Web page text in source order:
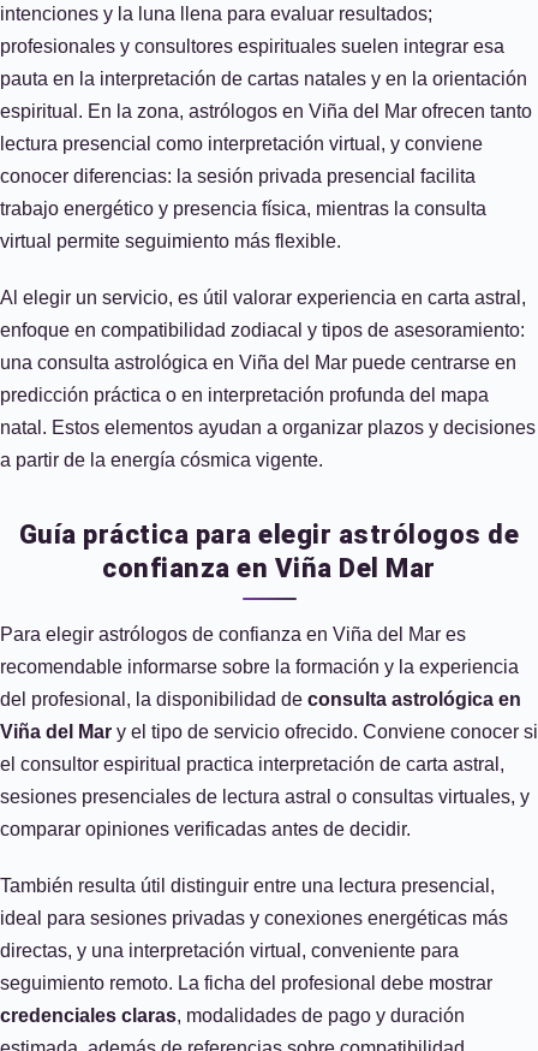
intenciones y la luna llena para evaluar resultados;
profesionales y consultores espirituales suelen integrar esa
pauta en la interpretación de cartas natales y en la orientación
espiritual. En la zona, astrólogos en Viña del Mar ofrecen tanto
lectura presencial como interpretación virtual, y conviene
conocer diferencias: la sesión privada presencial facilita
trabajo energético y presencia física, mientras la consulta
virtual permite seguimiento más flexible.
Al elegir un servicio, es útil valorar experiencia en carta astral,
enfoque en compatibilidad zodiacal y tipos de asesoramiento:
una consulta astrológica en Viña del Mar puede centrarse en
predicción práctica o en interpretación profunda del mapa
natal. Estos elementos ayudan a organizar plazos y decisiones
a partir de la energía cósmica vigente.
Guía práctica para elegir astrólogos de
confianza en Viña Del Mar
Para elegir astrólogos de confianza en Viña del Mar es
recomendable informarse sobre la formación y la experiencia
del profesional, la disponibilidad de consulta astrológica en
Viña del Mar y el tipo de servicio ofrecido. Conviene conocer si
el consultor espiritual practica interpretación de carta astral,
sesiones presenciales de lectura astral o consultas virtuales, y
comparar opiniones verificadas antes de decidir.
También resulta útil distinguir entre una lectura presencial,
ideal para sesiones privadas y conexiones energéticas más
directas, y una interpretación virtual, conveniente para
seguimiento remoto. La ficha del profesional debe mostrar
credenciales claras, modalidades de pago y duración